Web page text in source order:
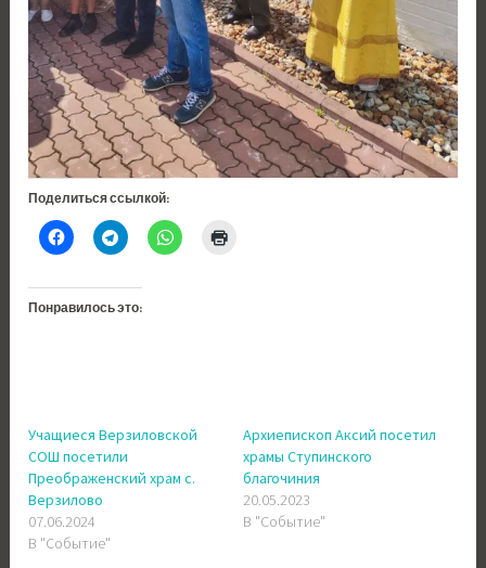
Поделиться ссылкой:
Понравилось это:
Учащиеся Верзиловской
СОШ посетили
Преображенский храм с.
Верзилово
07.06.2024
В "Событие"
Архиепископ Аксий посетил
храмы Ступинского
благочиния
20.05.2023
В "Событие"